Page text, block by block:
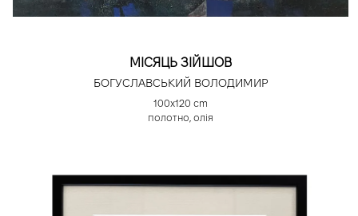
МІСЯЦЬ ЗІЙШОВ
БОГУСЛАВСЬКИЙ ВОЛОДИМИР
100х120 cm
полотно, олія